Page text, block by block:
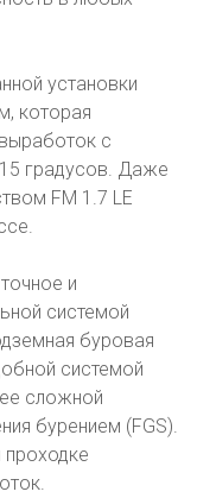
установки
которая
c
градусов. Даже
FM 1.7 LE
и
системой
буровая
системой
сложной
бурением (FGS).